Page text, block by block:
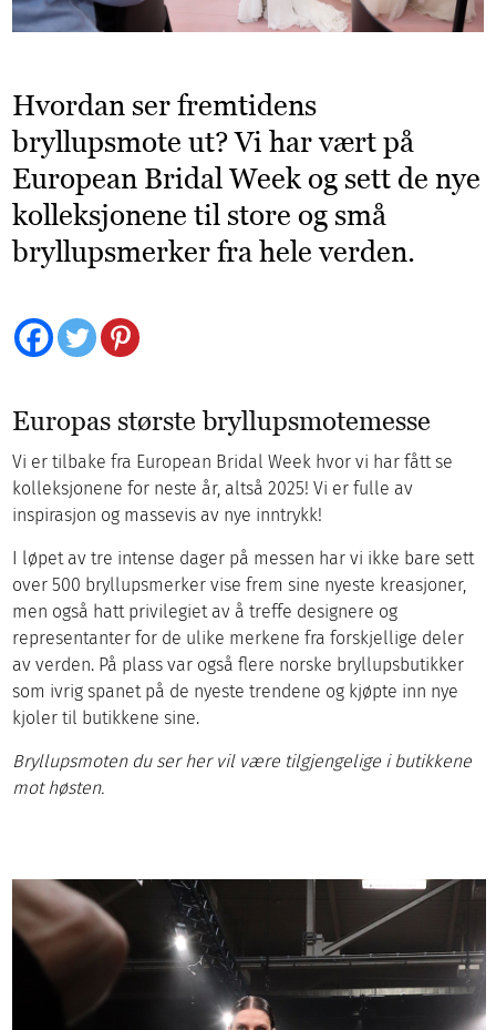
Hvordan ser fremtidens
bryllupsmote ut? Vi har vært på
European Bridal Week og sett de nye
kolleksjonene til store og små
bryllupsmerker fra hele verden.
Europas største bryllupsmotemesse
Vi er tilbake fra European Bridal Week hvor vi har fått se
kolleksjonene for neste år, altså 2025! Vi er fulle av
inspirasjon og massevis av nye inntrykk!
I løpet av tre intense dager på messen har vi ikke bare sett
over 500 bryllupsmerker vise frem sine nyeste kreasjoner,
men også hatt privilegiet av å treffe designere og
representanter for de ulike merkene fra forskjellige deler
av verden. På plass var også flere norske bryllupsbutikker
som ivrig spanet på de nyeste trendene og kjøpte inn nye
kjoler til butikkene sine.
Bryllupsmoten du ser her vil være tilgjengelige i butikkene
mot høsten.